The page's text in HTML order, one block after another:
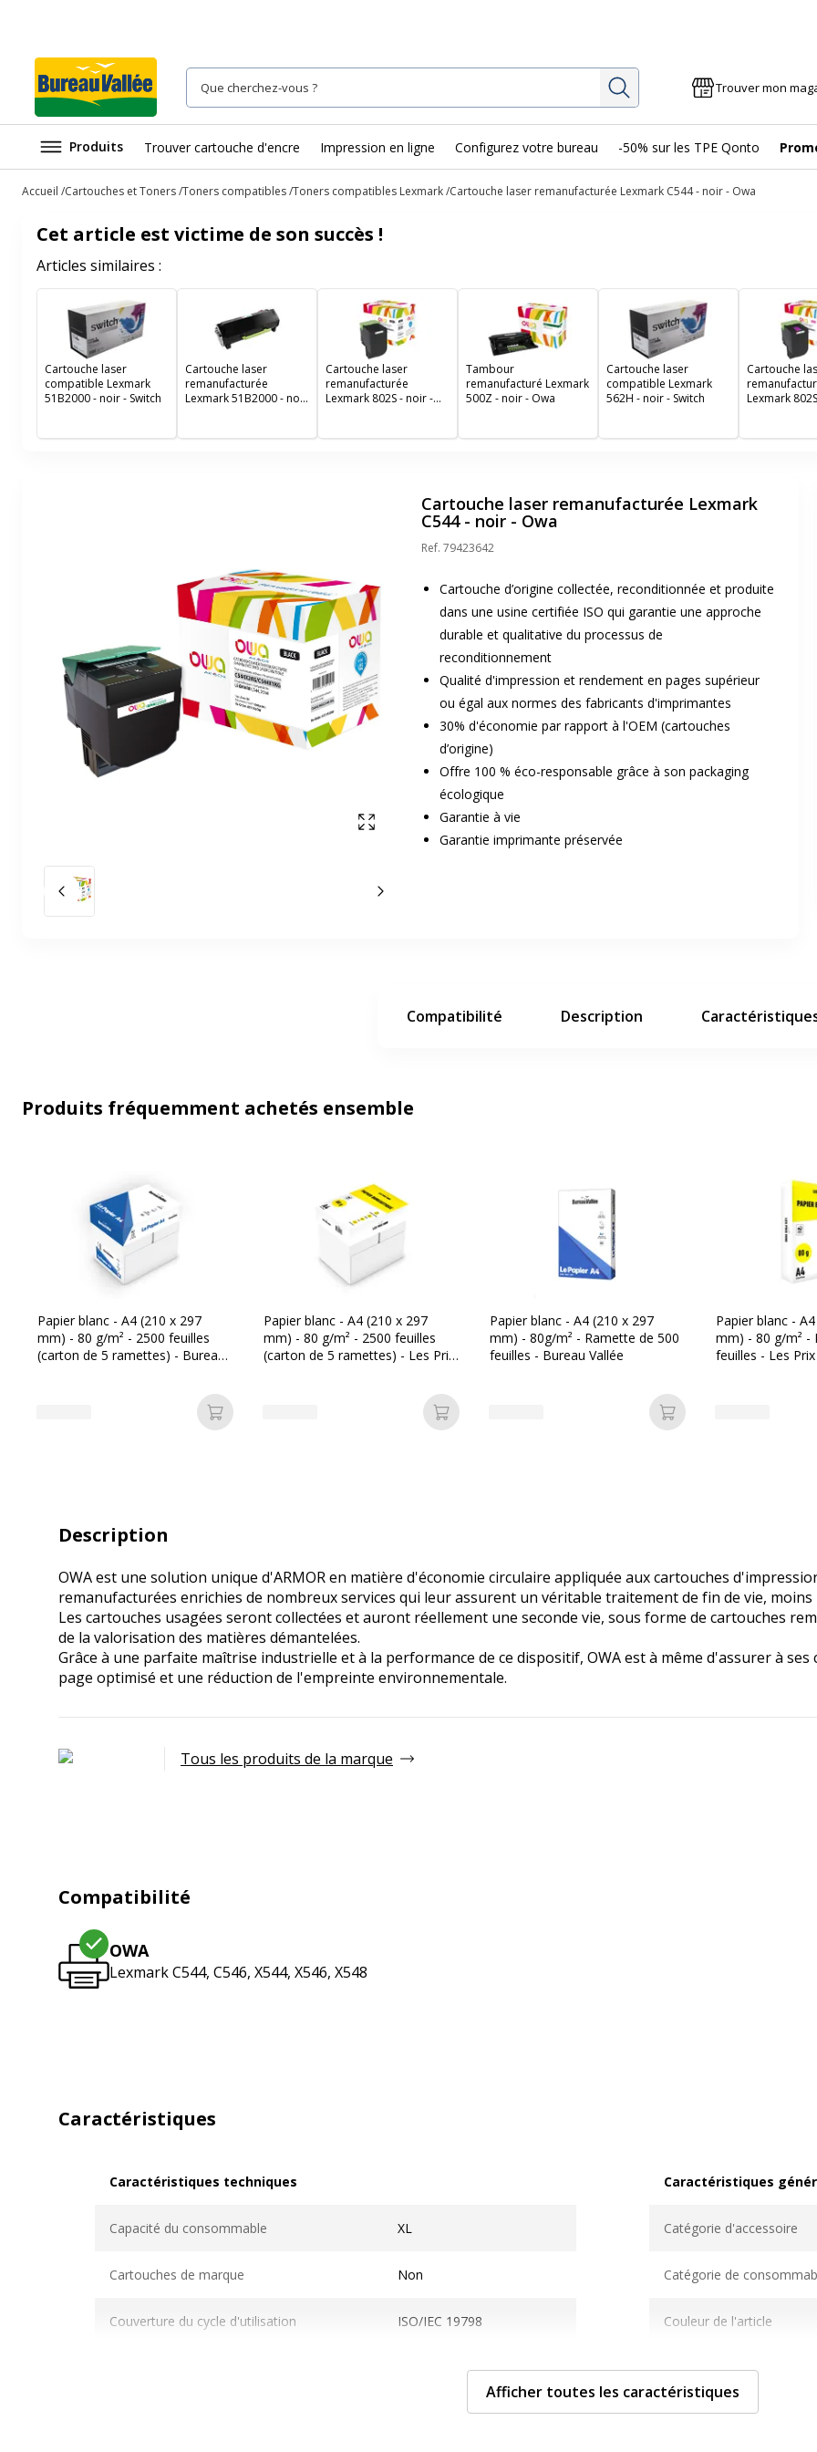
Rechercher Trouver mon
Produits Trouver cartouche d'encre Impression en ligne Configurez votre bureau -50% sur les TPE Qonto
Accueil Cartouches et Toners Toners compatibles Toners compatibles Lexmark Cartouche laser remanufacturée Lexmark C544 - noir - Owa
Cet article est victime de son succès !
Articles similaires :
Cartouche laser
compatible Lexmark
51B2000 - noir - Switch
Cartouche laser
remanufacturée
Lexmark 51B2000 - noir
Cartouche laser
remanufacturée
Lexmark 802S - noir -
Tambour
remanufacturé Lexmark
500Z - noir - Owa
Cartouche laser
compatible Lexmark
562H - noir - Switch
Cartouche
Lexmark
Afficher en plein écran
Slide précédent Slide suivant
Cartouche laser remanufacturée Lexmark
C544 - noir - Owa
Ref. 79423642
Cartouche d’origine collectée, reconditionnée et produite
dans une usine certifiée ISO qui garantie une approche
durable et qualitative du processus de
reconditionnement
Qualité d'impression et rendement en pages supérieur
ou égal aux normes des fabricants d'imprimantes
30% d'économie par rapport à l'OEM (cartouches
d’origine)
Offre 100 % éco-responsable grâce à son packaging
écologique
Garantie à vie
Garantie imprimante préservée
Compatibilité Description
Produits fréquemment achetés ensemble
Papier blanc - A4 (210 x 297
mm) - 80 g/m² - 2500 feuilles
(carton de 5 ramettes) - Bureau
Ajouter au panier
Papier blanc - A4 (210 x 297
mm) - 80 g/m² - 2500 feuilles
(carton de 5 ramettes) - Les Prix
Ajouter au panier
Papier blanc - A4 (210 x 297
mm) - 80g/m² - Ramette de 500
feuilles - Bureau Vallée
Ajouter au panier
Papier blanc -
mm) - 80 g/m² -
feuilles - Les
Description
OWA est une solution unique d'ARMOR en matière d'économie circulaire appliquée aux cartouches
remanufacturées enrichies de nombreux services qui leur assurent un véritable traitement de fin de vie,
Les cartouches usagées seront collectées et auront réellement une seconde vie, sous forme de cartouches
de la valorisation des matières démantelées.
Grâce à une parfaite maîtrise industrielle et à la performance de ce dispositif, OWA est à même d'assurer à
page optimisé et une réduction de l'empreinte environnementale.
Tous les produits de la marque
Compatibilité
OWA
Lexmark C544, C546, X544, X546, X548
Caractéristiques
Caractéristiques techniques
Capacité du consommable XL
Cartouches de marque Non
Couverture du cycle d'utilisation ISO/IEC 19798
Caractéristiques
Catégorie d'accessoire
Catégorie de
Couleur de l'article
Quantité incluse
Type de cartouche
Afficher toutes les caractéristiques